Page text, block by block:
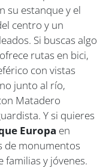
su estanque y el
centro y un
Si buscas algo
ofrece rutas en bici,
con vistas
junto al río,
Matadero
Y si quieres
Europa en
de monumentos
y jóvenes.